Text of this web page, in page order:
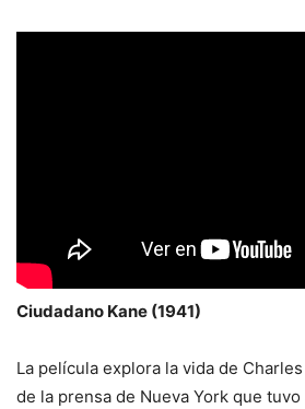
Ciudadano Kane (1941)
La película explora la vida de
de la prensa de Nueva York que